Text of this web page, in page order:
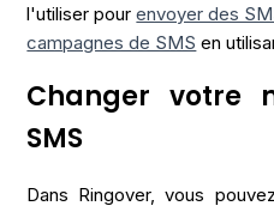
l'utiliser pourenvoyer des
campagnes de SMS en
Changer votre
SMS
Dans Ringover, vous pouvez